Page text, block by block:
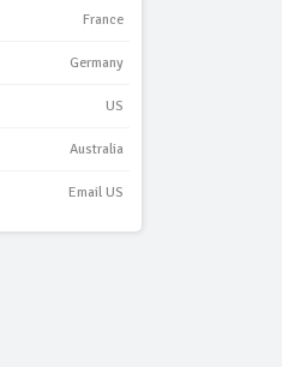
France
Germany
US
Australia
Email US